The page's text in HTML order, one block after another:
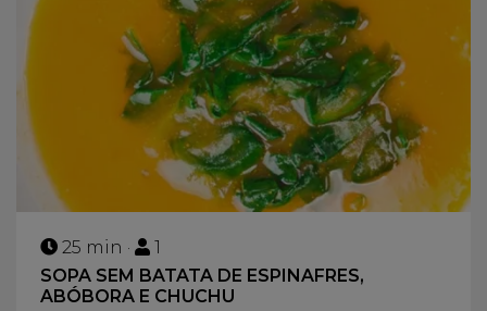
25 min ·
1
SOPA SEM BATATA DE ESPINAFRES,
ABÓBORA E CHUCHU